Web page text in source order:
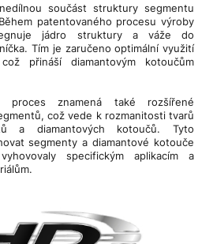
součást struktury segmentu
patentovaného procesu výroby
jádro struktury a váže do
Tím je zaručeno optimální využití
přináší diamantovým kotoučům
proces znamená také rozšířené
což vede k rozmanitosti tvarů
a diamantových kotoučů. Tyto
segmenty a diamantové kotouče
specifickým aplikacím a